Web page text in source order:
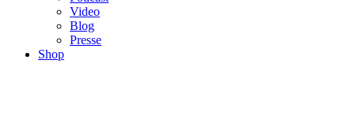
Video
Blog
Presse
Shop